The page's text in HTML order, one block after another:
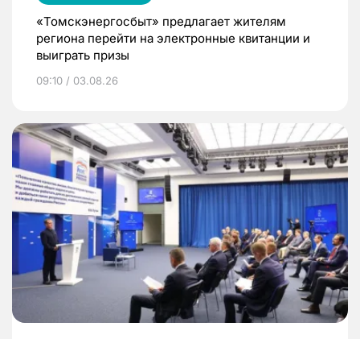
«Томскэнергосбыт» предлагает жителям
региона перейти на электронные квитанции и
выиграть призы
09:10 / 03.08.26